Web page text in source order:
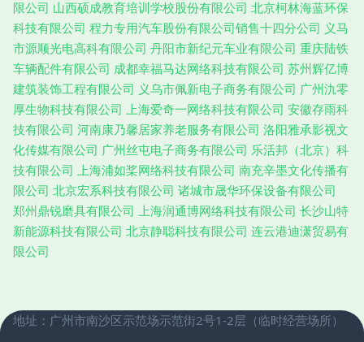
限公司 山西硕成教育培训学校股份有限公司 北京柯林海蓝环保
科技有限公司 程力专用汽车股份有限公司销售十四分公司 义马
市源顺光电高科有限公司 丹阳市新纪元车业有限公司 重庆陆铁
车辆配件有限公司 成都幸福马达网络科技有限公司 苏州辉亿博
建筑装饰工程有限公司 义乌市佩新电子商务有限公司 广州氿零
厚生物科技有限公司 上海爱奇一网络科技有限公司 安徽存雨科
技有限公司 河南康乃馨居家养老服务有限公司 洛阳雅承影视文
化传媒有限公司 广州丝屯电子商务有限公司 乐活邦（北京）科
技有限公司 上海浦如桨网络科技有限公司 南充辛墨文化传播有
限公司 北京宏系科技有限公司 诸城市晟华环保设备有限公司
郑州鼎锐磨具有限公司 上海润通博网络科技有限公司 长沙山特
新能源科技有限公司 北京静聪科技有限公司 连云港迪潇贸易有
限公司
地址：广州市南沙区示范场示范街2号1-2层（临时经营场所）